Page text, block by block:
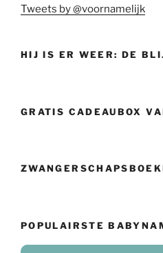
Tweets by @voornamelijk
HIJ IS ER WEER: DE
GRATIS CADEAUBOX
POPULAIRSTE